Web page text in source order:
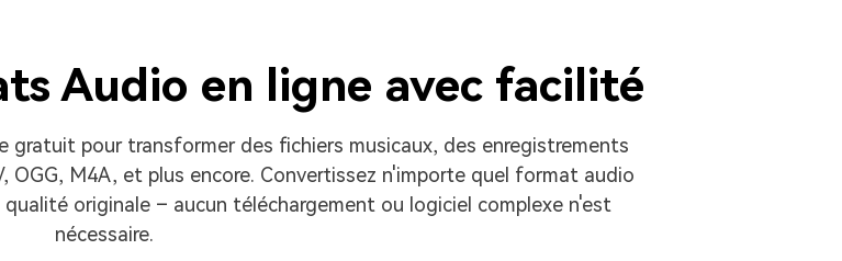
Audio en ligne avec facilité
gratuit pour transformer des fichiers musicaux, des enregistrements
M4A, et plus encore. Convertissez n'importe quel format audio
originale – aucun téléchargement ou logiciel complexe n'est
nécessaire.